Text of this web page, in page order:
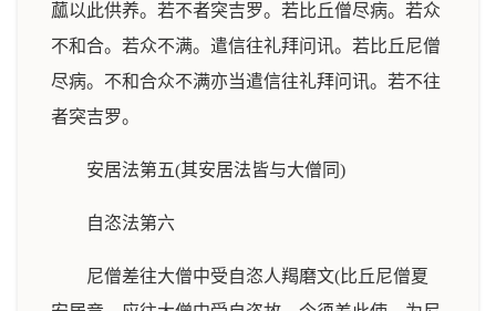
蓏以此供养。若不者突吉罗。若比丘僧尽病。若众
不和合。若众不满。遣信往礼拜问讯。若比丘尼僧
尽病。不和合众不满亦当遣信往礼拜问讯。若不往
者突吉罗。
安居法第五(其安居法皆与大僧同)
自恣法第六
尼僧差往大僧中受自恣人羯磨文(比丘尼僧夏